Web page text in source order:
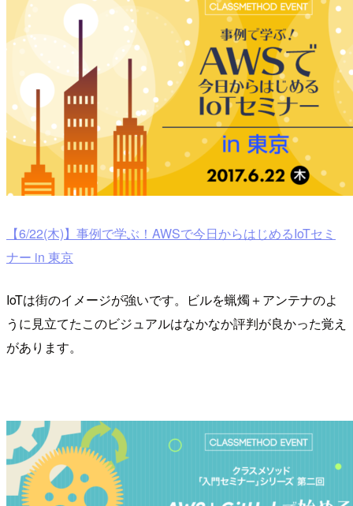
【6/22(木)】事例で学ぶ！AWSで今日からはじめるIoTセミ
ナー in 東京
IoTは街のイメージが強いです。ビルを蝋燭＋アンテナのよ
うに見立てたこのビジュアルはなかなか評判が良かった覚え
があります。